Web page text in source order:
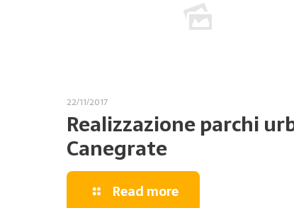
22/11/2017
Realizzazione parchi
Canegrate
Read more